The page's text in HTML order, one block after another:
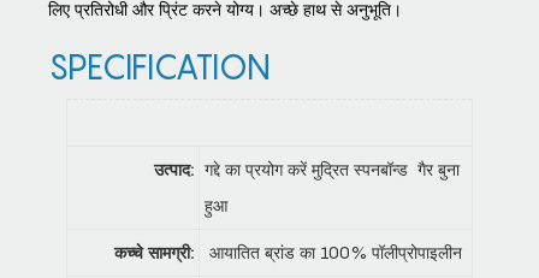
लिए प्रतिरोधी और प्रिंट करने योग्य। अच्छे हाथ से अनुभूति।
SPECIFICATION
उत्पाद: गद्दे का प्रयोग करें मुद्रित स्पनबॉन्ड गैर बुना
हुआ
कच्चे सामग्री: आयातित ब्रांड का 100% पॉलीप्रोपाइलीन